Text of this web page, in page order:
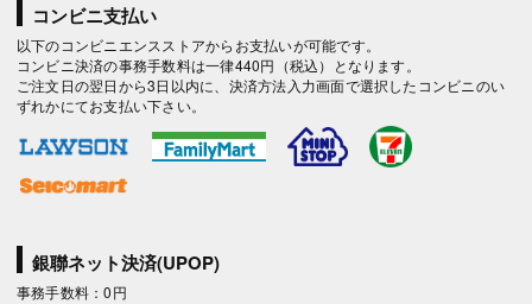
コンビニ支払い
以下のコンビニエンスストアからお支払いが可能です。
コンビニ決済の事務手数料は一律440円（税込）となります。
ご注文日の翌日から3日以内に、決済方法入力画面で選択したコンビニのい
ずれかにてお支払い下さい。
銀聯ネット決済(UPOP)
事務手数料：0円